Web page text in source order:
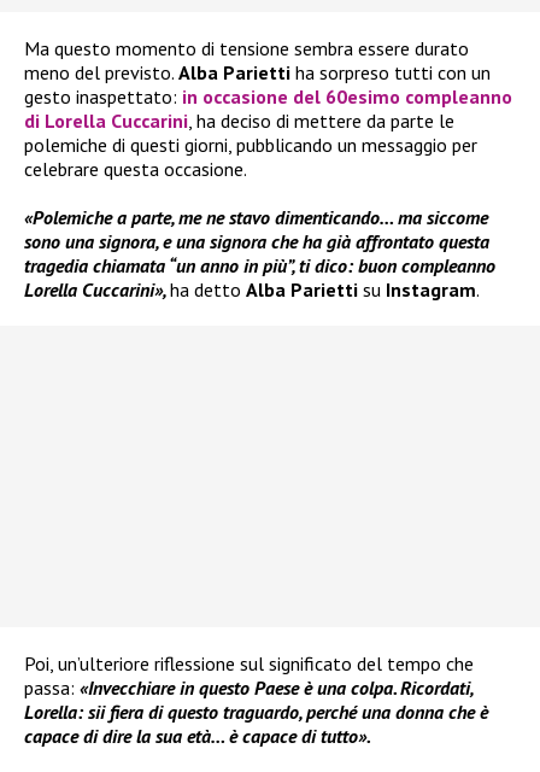
Ma questo momento di tensione sembra essere durato
meno del previsto. Alba Parietti ha sorpreso tutti con un
gesto inaspettato: in occasione del 60esimo compleanno
di Lorella Cuccarini, ha deciso di mettere da parte le
polemiche di questi giorni, pubblicando un messaggio per
celebrare questa occasione.
«Polemiche a parte, me ne stavo dimenticando… ma siccome
sono una signora, e una signora che ha già affrontato questa
tragedia chiamata “un anno in più”, ti dico: buon compleanno
Lorella Cuccarini»,ha detto Alba Parietti su Instagram.
Poi, un’ulteriore riflessione sul significato del tempo che
passa: «Invecchiare in questo Paese è una colpa. Ricordati,
Lorella: sii fiera di questo traguardo, perché una donna che è
capace di dire la sua età… è capace di tutto».